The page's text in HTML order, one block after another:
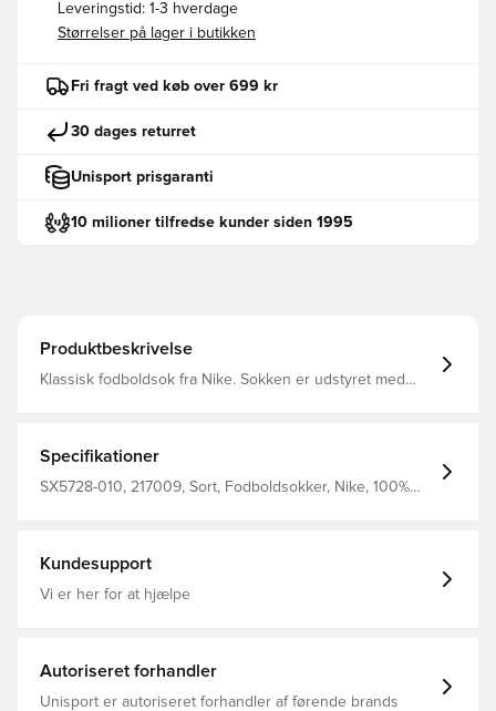
Leveringstid: 1-3 hverdage
Størrelser på lager i butikken
Fri fragt ved køb over 699 kr
30 dages returret
Unisport prisgaranti
10 milioner tilfredse kunder siden 1995
Produktbeskrivelse
Klassisk fodboldsok fra Nike. Sokken er udstyret med
Specifikationer
SX5728-010, 217009, Sort, Fodboldsokker, Nike, 100%
Kundesupport
Vi er her for at hjælpe
Autoriseret forhandler
Unisport er autoriseret forhandler af førende brands